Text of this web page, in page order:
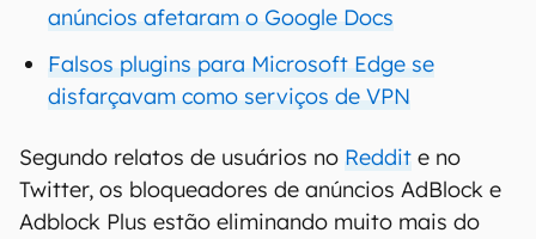
anúncios afetaram o Google Docs
Falsos plugins para Microsoft Edge se
disfarçavam como serviços de VPN
Segundo relatos de usuários no Reddit e no
Twitter, os bloqueadores de anúncios AdBlock e
Adblock Plus estão eliminando muito mais do